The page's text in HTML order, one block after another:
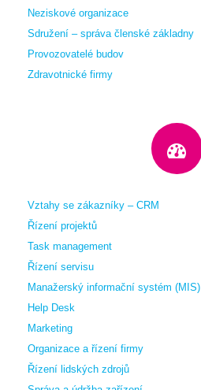
Neziskové organizace
Sdružení – správa členské základny
Provozovatelé budov
Zdravotnické firmy
Vztahy se zákazníky – CRM
Řízení projektů
Task management
Řízení servisu
Manažerský informační systém (MIS)
Help Desk
Marketing
Organizace a řízení firmy
Řízení lidských zdrojů